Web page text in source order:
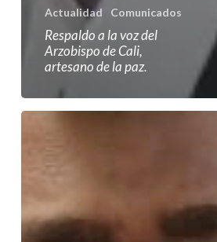
Actualidad Comunicados
Respaldo a la voz del
Arzobispo de Cali,
artesano de la paz.
Colombia